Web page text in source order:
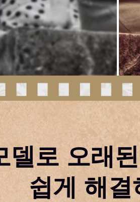
델로 오래
쉽게 해결